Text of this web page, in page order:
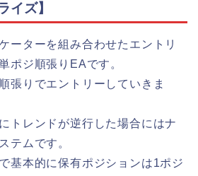
イズ】
ーターを組み合わせたエントリ
ポジ順張りEAです。
張りでエントリーしていきま
トレンドが逆行した場合にはナ
テムです。
基本的に保有ポジションは1ポジ